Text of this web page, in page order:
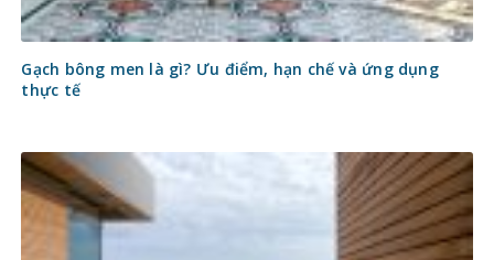
Gạch bông men là gì? Ưu điểm, hạn chế và ứng dụng
thực tế